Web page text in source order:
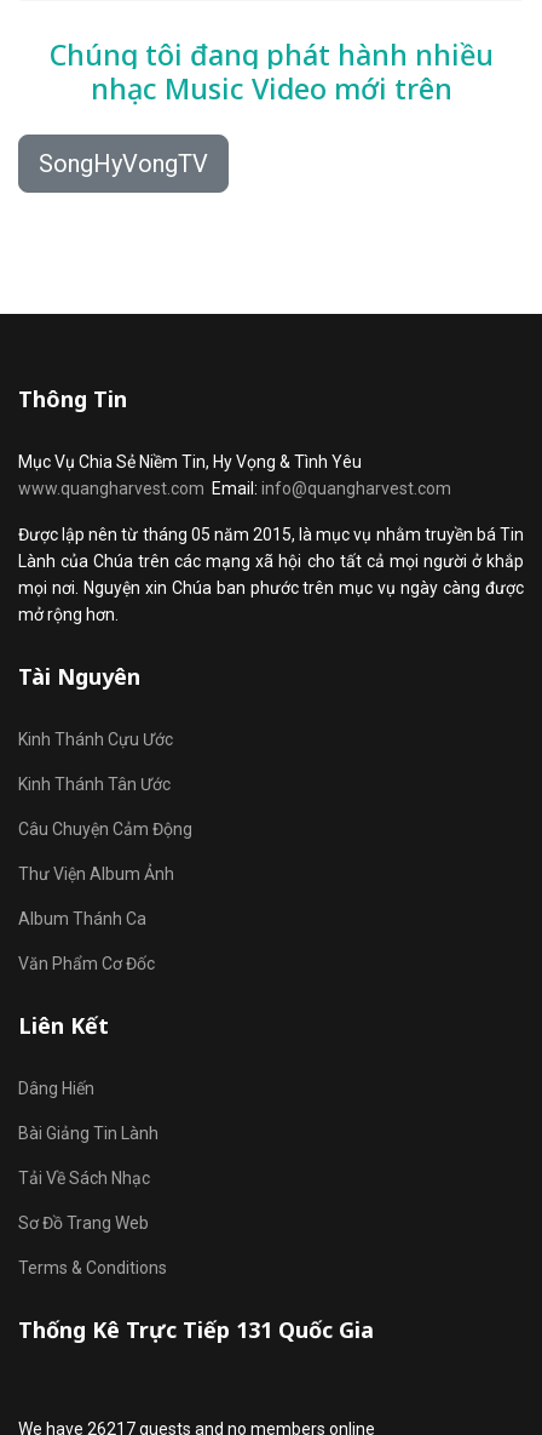
Chúng tôi đang phát hành nhiều
nhạc Music Video mới trên
SongHyVongTV
Thông Tin
Mục Vụ Chia Sẻ Niềm Tin, Hy Vọng & Tình Yêu
www.quangharvest.com Email: info@quangharvest.com
Được lập nên từ tháng 05 năm 2015, là mục vụ nhằm truyền bá Tin
Lành của Chúa trên các mạng xã hội cho tất cả mọi người ở khắp
mọi nơi. Nguyện xin Chúa ban phước trên mục vụ ngày càng được
mở rộng hơn.
Tài Nguyên
Kinh Thánh Cựu Ước
Kinh Thánh Tân Ước
Câu Chuyện Cảm Động
Thư Viện Album Ảnh
Album Thánh Ca
Văn Phẩm Cơ Đốc
Liên Kết
Dâng Hiến
Bài Giảng Tin Lành
Tải Về Sách Nhạc
Sơ Đồ Trang Web
Terms & Conditions
Thống Kê Trực Tiếp 131 Quốc Gia
We have 26217 guests and no members online